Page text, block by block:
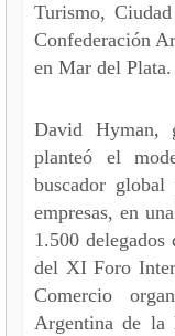
Turismo,
Confederación
en Mar del Plata.
David Hyman,
planteó el
buscador global
empresas, en
1.500
del XI Foro
Comercio
Argentina de la